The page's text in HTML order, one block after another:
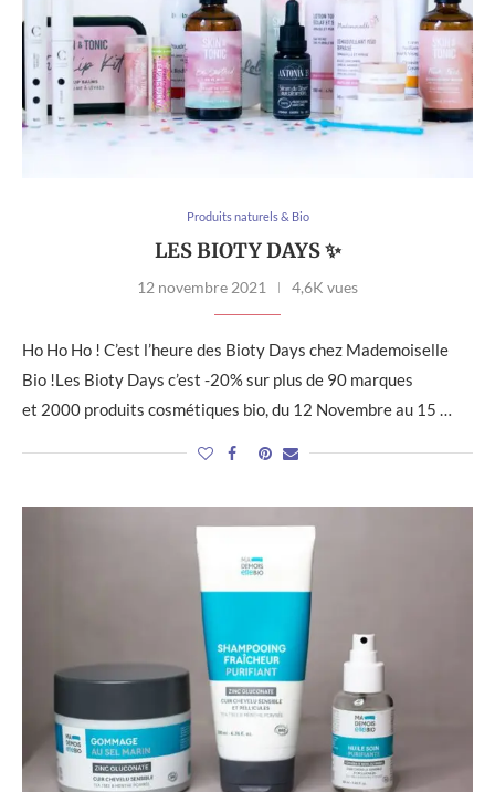
Produits naturels & Bio
LES BIOTY DAYS ✨
12 novembre 2021 4,6K vues
Ho Ho Ho ! C’est l’heure des Bioty Days chez Mademoiselle
Bio !Les Bioty Days c’est -20% sur plus de 90 marques
et 2000 produits cosmétiques bio, du 12 Novembre au 15 …